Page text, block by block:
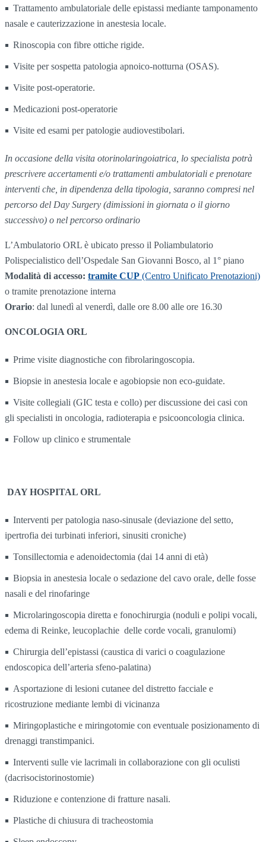
Trattamento ambulatoriale delle epistassi mediante tamponamento
nasale e cauterizzazione in anestesia locale.
Rinoscopia con fibre ottiche rigide.
Visite per sospetta patologia apnoico-notturna (OSAS).
Visite post-operatorie.
Medicazioni post-operatorie
Visite ed esami per patologie audiovestibolari.
In occasione della visita otorinolaringoiatrica, lo specialista potrà
prescrivere accertamenti e/o trattamenti ambulatoriali e prenotare
interventi che, in dipendenza della tipologia, saranno compresi nel
percorso del Day Surgery (dimissioni in giornata o il giorno
successivo) o nel percorso ordinario
L’Ambulatorio ORL è ubicato presso il Poliambulatorio
Polispecialistico dell’Ospedale San Giovanni Bosco, al 1° piano
Modalità di accesso: tramite CUP (Centro Unificato Prenotazioni)
o tramite prenotazione interna
Orario: dal lunedì al venerdì, dalle ore 8.00 alle ore 16.30
ONCOLOGIA ORL
Prime visite diagnostiche con fibrolaringoscopia.
Biopsie in anestesia locale e agobiopsie non eco-guidate.
Visite collegiali (GIC testa e collo) per discussione dei casi con
gli specialisti in oncologia, radioterapia e psicooncologia clinica.
Follow up clinico e strumentale
DAY HOSPITAL ORL
Interventi per patologia naso-sinusale (deviazione del setto,
ipertrofia dei turbinati inferiori, sinusiti croniche)
Tonsillectomia e adenoidectomia (dai 14 anni di età)
Biopsia in anestesia locale o sedazione del cavo orale, delle fosse
nasali e del rinofaringe
Microlaringoscopia diretta e fonochirurgia (noduli e polipi vocali,
edema di Reinke, leucoplachie delle corde vocali, granulomi)
Chirurgia dell’epistassi (caustica di varici o coagulazione
endoscopica dell’arteria sfeno-palatina)
Asportazione di lesioni cutanee del distretto facciale e
ricostruzione mediante lembi di vicinanza
Miringoplastiche e miringotomie con eventuale posizionamento di
drenaggi transtimpanici.
Interventi sulle vie lacrimali in collaborazione con gli oculisti
(dacrisocistorinostomie)
Riduzione e contenzione di fratture nasali.
Plastiche di chiusura di tracheostomia